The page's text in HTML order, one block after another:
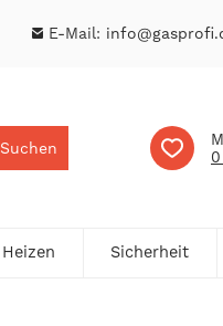
E-Mail:
0
Suchen
Heizen Sicherheit